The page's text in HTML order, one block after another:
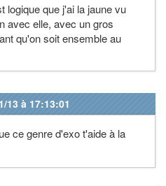
logique que j'ai la jaune vu
avec elle, avec un gros
qu'on soit ensemble au
13 à 17:13:01
ce genre d'exo t'aide à la